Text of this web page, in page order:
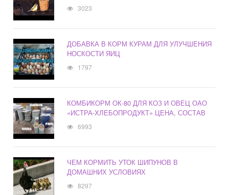
3023
ДОБАВКА В КОРМ КУРАМ ДЛЯ УЛУЧШЕНИЯ
НОСКОСТИ ЯИЦ
1797
КОМБИКОРМ ОК-80 ДЛЯ КОЗ И ОВЕЦ ОАО
«ИСТРА-ХЛЕБОПРОДУКТ» ЦЕНА, СОСТАВ
6993
ЧЕМ КОРМИТЬ УТОК ШИПУНОВ В
ДОМАШНИХ УСЛОВИЯХ
8297